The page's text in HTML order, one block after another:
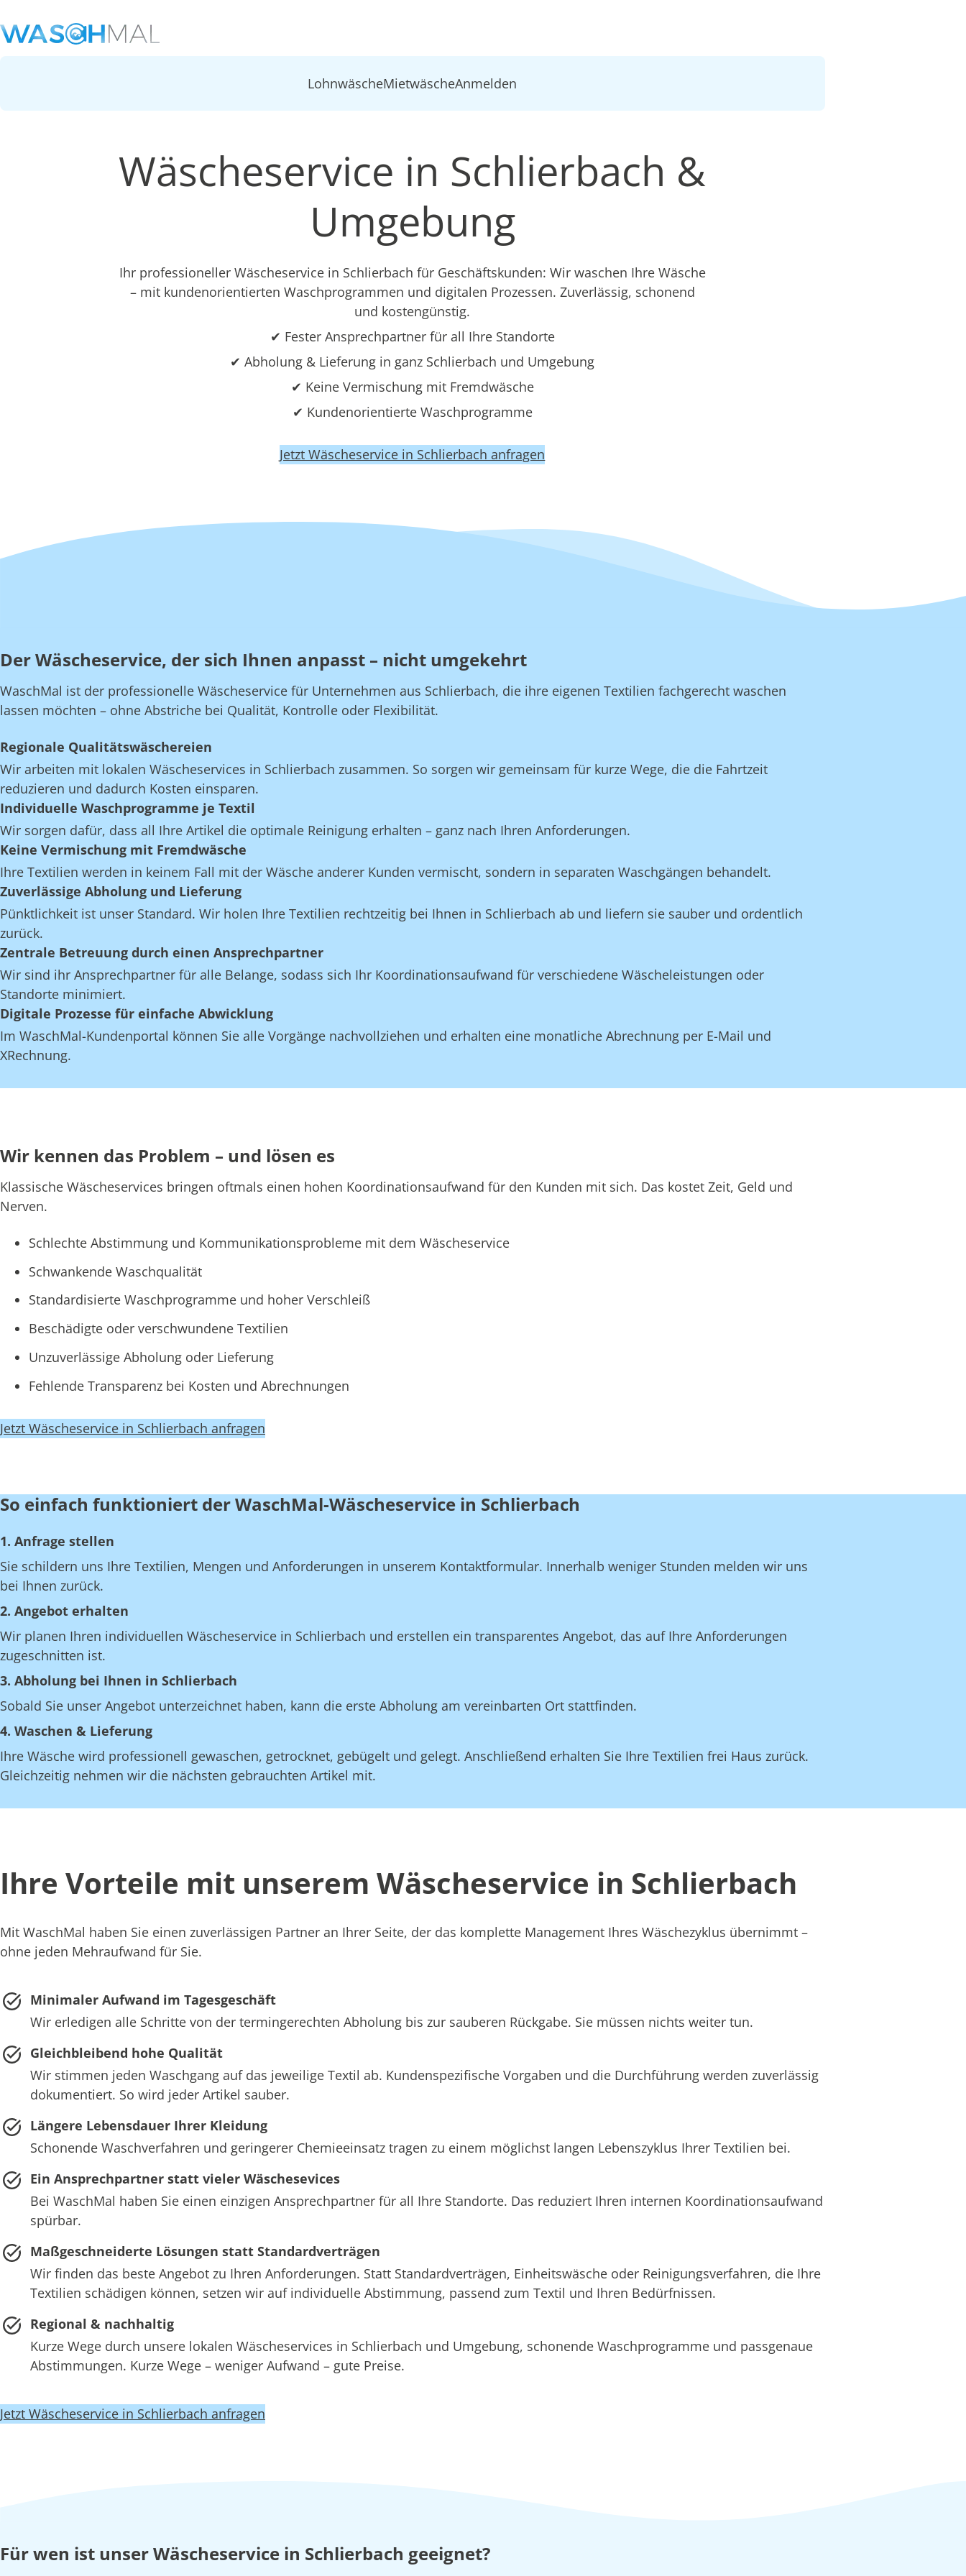
LohnwäscheMietwäscheAnmelden
Wäscheservice in Schlierbach &
Umgebung
Ihr professioneller Wäscheservice in Schlierbach für Geschäftskunden: Wir waschen Ihre Wäsche
– mit kundenorientierten Waschprogrammen und digitalen Prozessen. Zuverlässig, schonend
und kostengünstig.
✔ Fester Ansprechpartner für all Ihre Standorte
✔ Abholung & Lieferung in ganz Schlierbach und Umgebung
✔ Keine Vermischung mit Fremdwäsche
✔ Kundenorientierte Waschprogramme
Jetzt Wäscheservice in Schlierbach anfragen
Der Wäscheservice, der sich Ihnen anpasst – nicht umgekehrt
WaschMal ist der professionelle Wäscheservice für Unternehmen aus Schlierbach, die ihre eigenen Textilien fachgerecht waschen
lassen möchten – ohne Abstriche bei Qualität, Kontrolle oder Flexibilität.
Regionale Qualitätswäschereien
Wir arbeiten mit lokalen Wäscheservices in Schlierbach zusammen. So sorgen wir gemeinsam für kurze Wege, die die Fahrtzeit
reduzieren und dadurch Kosten einsparen.
Individuelle Waschprogramme je Textil
Wir sorgen dafür, dass all Ihre Artikel die optimale Reinigung erhalten – ganz nach Ihren Anforderungen.
Keine Vermischung mit Fremdwäsche
Ihre Textilien werden in keinem Fall mit der Wäsche anderer Kunden vermischt, sondern in separaten Waschgängen behandelt.
Zuverlässige Abholung und Lieferung
Pünktlichkeit ist unser Standard. Wir holen Ihre Textilien rechtzeitig bei Ihnen in Schlierbach ab und liefern sie sauber und ordentlich
zurück.
Zentrale Betreuung durch einen Ansprechpartner
Wir sind ihr Ansprechpartner für alle Belange, sodass sich Ihr Koordinationsaufwand für verschiedene Wäscheleistungen oder
Standorte minimiert.
Digitale Prozesse für einfache Abwicklung
Im WaschMal-Kundenportal können Sie alle Vorgänge nachvollziehen und erhalten eine monatliche Abrechnung per E-Mail und
XRechnung.
Wir kennen das Problem – und lösen es
Klassische Wäscheservices bringen oftmals einen hohen Koordinationsaufwand für den Kunden mit sich. Das kostet Zeit, Geld und
Nerven.
Schlechte Abstimmung und Kommunikationsprobleme mit dem Wäscheservice
Schwankende Waschqualität
Standardisierte Waschprogramme und hoher Verschleiß
Beschädigte oder verschwundene Textilien
Unzuverlässige Abholung oder Lieferung
Fehlende Transparenz bei Kosten und Abrechnungen
Jetzt Wäscheservice in Schlierbach anfragen
So einfach funktioniert der WaschMal-Wäscheservice in Schlierbach
1. Anfrage stellen
Sie schildern uns Ihre Textilien, Mengen und Anforderungen in unserem Kontaktformular. Innerhalb weniger Stunden melden wir uns
bei Ihnen zurück.
2. Angebot erhalten
Wir planen Ihren individuellen Wäscheservice in Schlierbach und erstellen ein transparentes Angebot, das auf Ihre Anforderungen
zugeschnitten ist.
3. Abholung bei Ihnen in Schlierbach
Sobald Sie unser Angebot unterzeichnet haben, kann die erste Abholung am vereinbarten Ort stattfinden.
4. Waschen & Lieferung
Ihre Wäsche wird professionell gewaschen, getrocknet, gebügelt und gelegt. Anschließend erhalten Sie Ihre Textilien frei Haus zurück.
Gleichzeitig nehmen wir die nächsten gebrauchten Artikel mit.
Ihre Vorteile mit unserem Wäscheservice in Schlierbach
Mit WaschMal haben Sie einen zuverlässigen Partner an Ihrer Seite, der das komplette Management Ihres Wäschezyklus übernimmt –
ohne jeden Mehraufwand für Sie.
Minimaler Aufwand im Tagesgeschäft
Wir erledigen alle Schritte von der termingerechten Abholung bis zur sauberen Rückgabe. Sie müssen nichts weiter tun.
Gleichbleibend hohe Qualität
Wir stimmen jeden Waschgang auf das jeweilige Textil ab. Kundenspezifische Vorgaben und die Durchführung werden zuverlässig
dokumentiert. So wird jeder Artikel sauber.
Längere Lebensdauer Ihrer Kleidung
Schonende Waschverfahren und geringerer Chemieeinsatz tragen zu einem möglichst langen Lebenszyklus Ihrer Textilien bei.
Ein Ansprechpartner statt vieler Wäschesevices
Bei WaschMal haben Sie einen einzigen Ansprechpartner für all Ihre Standorte. Das reduziert Ihren internen Koordinationsaufwand
spürbar.
Maßgeschneiderte Lösungen statt Standardverträgen
Wir finden das beste Angebot zu Ihren Anforderungen. Statt Standardverträgen, Einheitswäsche oder Reinigungsverfahren, die Ihre
Textilien schädigen können, setzen wir auf individuelle Abstimmung, passend zum Textil und Ihren Bedürfnissen.
Regional & nachhaltig
Kurze Wege durch unsere lokalen Wäscheservices in Schlierbach und Umgebung, schonende Waschprogramme und passgenaue
Abstimmungen. Kurze Wege – weniger Aufwand – gute Preise.
Jetzt Wäscheservice in Schlierbach anfragen
Für wen ist unser Wäscheservice in Schlierbach geeignet?